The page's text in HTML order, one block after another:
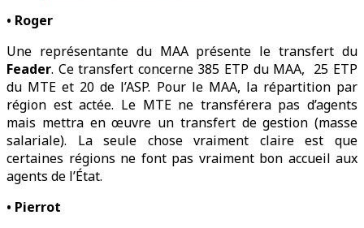
• Roger
Une représentante du MAA présente le transfert du
Feader. Ce transfert concerne 385 ETP du MAA, 25 ETP
du MTE et 20 de l’ASP. Pour le MAA, la répartition par
région est actée. Le MTE ne transférera pas d’agents
mais mettra en œuvre un transfert de gestion (masse
salariale). La seule chose vraiment claire est que
certaines régions ne font pas vraiment bon accueil aux
agents de l’État.
• Pierrot